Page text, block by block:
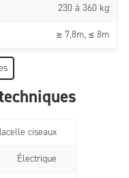
230 à 360 kg
≥ 7,8m, ≤ 8m
ciseaux
Électrique